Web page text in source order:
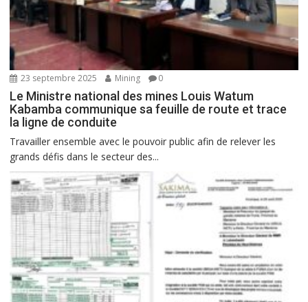
23 septembre 2025 Mining 0
Le Ministre national des mines Louis Watum
Kabamba communique sa feuille de route et trace
la ligne de conduite
Travailler ensemble avec le pouvoir public afin de relever les
grands défis dans le secteur des...